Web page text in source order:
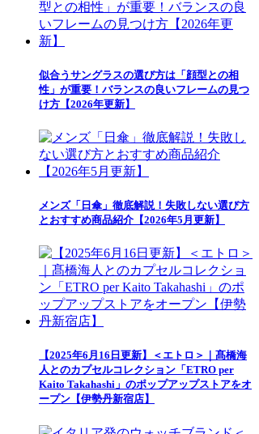
似合うサングラスの選び方は「顔型との相
性」が重要！バランスの良いフレームの見つ
け方【2026年更新】
メンズ「日傘」徹底解説！失敗しない選び方
とおすすめ商品紹介【2026年5月更新】
【2025年6月16日更新】＜エトロ＞｜髙橋海
人とのカプセルコレクション「ETRO per
Kaito Takahashi」のポップアップストアをオ
ープン【伊勢丹新宿店】